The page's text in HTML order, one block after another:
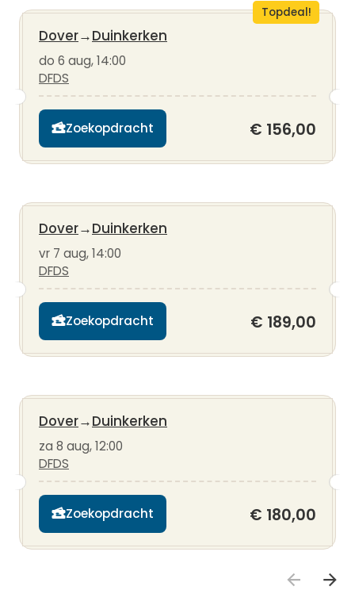
Topdeal!
Dover→Duinkerken
do 6 aug, 14:00
DFDS
Zoekopdracht € 156,00
Dover→Duinkerken
vr 7 aug, 14:00
DFDS
Zoekopdracht € 189,00
Dover→Duinkerken
za 8 aug, 12:00
DFDS
Zoekopdracht € 180,00